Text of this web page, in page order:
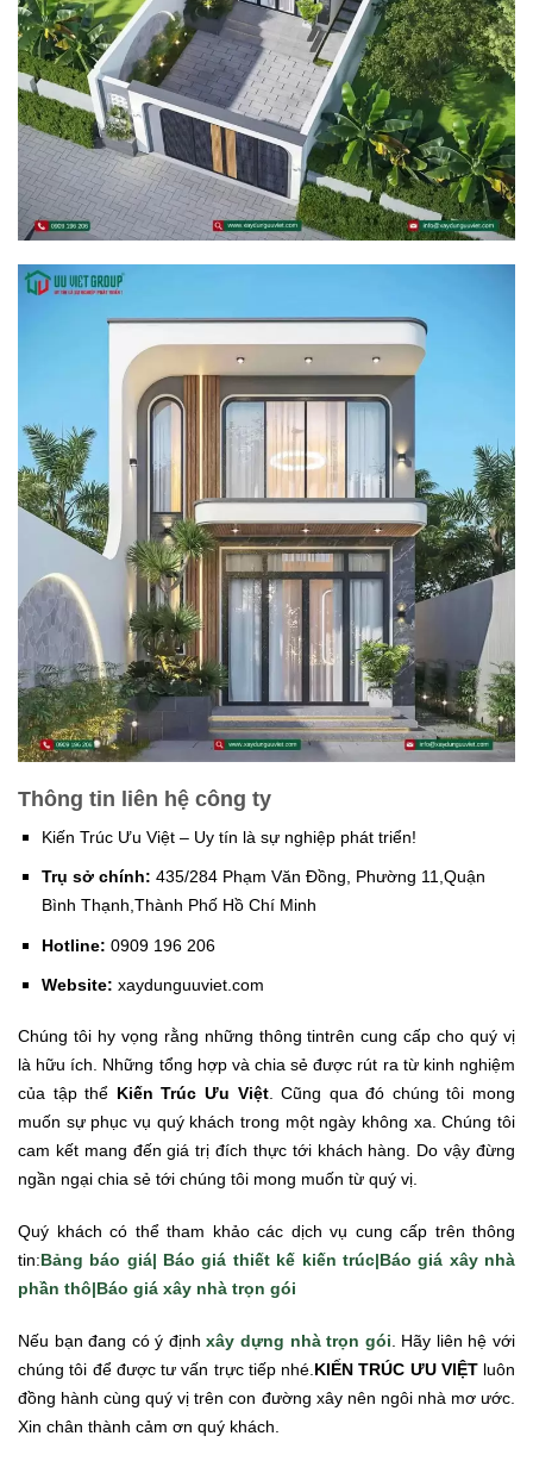
Thông tin liên hệ công ty
Kiến Trúc Ưu Việt – Uy tín là sự nghiệp phát triển!
Trụ sở chính: 435/284 Phạm Văn Đồng, Phường 11,Quận
Bình Thạnh,Thành Phố Hồ Chí Minh
Hotline: 0909 196 206
Website: xaydunguuviet.com
Chúng tôi hy vọng rằng những thông tintrên cung cấp cho quý vị
là hữu ích. Những tổng hợp và chia sẻ được rút ra từ kinh nghiệm
của tập thể Kiến Trúc Ưu Việt. Cũng qua đó chúng tôi mong
muốn sự phục vụ quý khách trong một ngày không xa. Chúng tôi
cam kết mang đến giá trị đích thực tới khách hàng. Do vậy đừng
ngần ngại chia sẻ tới chúng tôi mong muốn từ quý vị.
Quý khách có thể tham khảo các dịch vụ cung cấp trên thông
tin:Bảng báo giá| Báo giá thiết kế kiến trúc|Báo giá xây nhà
phần thô|Báo giá xây nhà trọn gói
Nếu bạn đang có ý địnhxây dựng nhà trọn gói . Hãy liên hệ với
chúng tôi để được tư vấn trực tiếp nhé. KIẾN TRÚC ƯU VIỆTluôn
đồng hành cùng quý vị trên con đường xây nên ngôi nhà mơ ước.
Xin chân thành cảm ơn quý khách.